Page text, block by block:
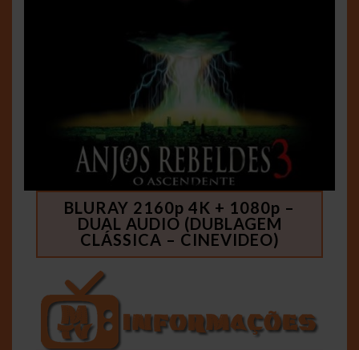
BLURAY 2160p 4K + 1080p –
DUAL AUDIO (DUBLAGEM
CLÁSSICA – CINEVIDEO)